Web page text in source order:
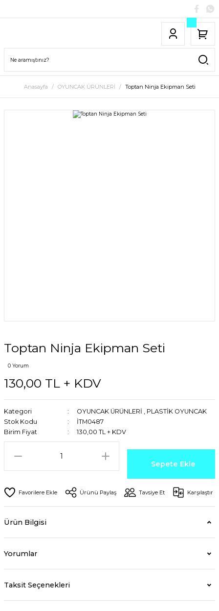
Anasayfa OYUNCAK ÜRÜNLERİ Toptan Ninja Ekipman Seti
Toptan Ninja Ekipman Seti
0 Yorum
130,00 TL + KDV
Kategori OYUNCAK ÜRÜNLERİ , PLASTİK OYUNCAK
Stok Kodu
İTM0487
Birim Fiyat
130,00 TL + KDV
Sepete Ekle
Ürünü Paylaş Tavsiye Et Karşılaştır
Ürün Bilgisi
Yorumlar
Taksit Seçenekleri